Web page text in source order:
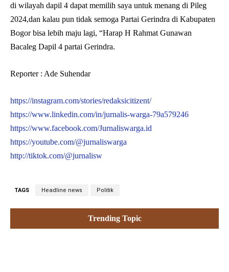
di wilayah dapil 4 dapat memilih saya untuk menang di Pileg
2024,dan kalau pun tidak semoga Partai Gerindra di Kabupaten
Bogor bisa lebih maju lagi, “Harap H Rahmat Gunawan
Bacaleg Dapil 4 partai Gerindra.
Reporter : Ade Suhendar
https://instagram.com/stories/redaksicitizent/
https://www.linkedin.com/in/jurnalis-warga-79a579246
https://www.facebook.com/Jurnaliswarga.id
https://youtube.com/@jurnaliswarga
http://tiktok.com/@jurnalisw
TAGS Headline news Politik
Trending Topic